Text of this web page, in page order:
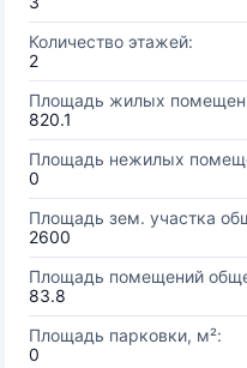
Количество этажей:
2
Площадь жилых
820.1
Площадь нежилых
0
Площадь зем. участка
2600
Площадь помещений
83.8
Площадь парковки, м²:
0